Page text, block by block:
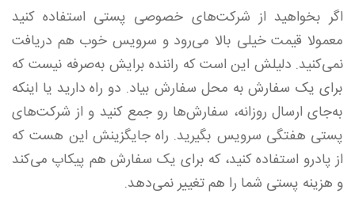
اگر بخواهید از شرکت‌های خصوصی پستی استفاده کنید
معمولا قیمت خیلی بالا می‌رود و سرویس خوب هم دریافت
نمی‌کنید. دلیلش این است که راننده برایش به‌صرفه نیست که
برای یک سفارش به محل سفارش بیاد. دو راه دارید یا اینکه
به‌جای ارسال روزانه، سفارش‌ها رو جمع کنید و از شرکت‌های
پستی هفتگی سرویس بگیرید. راه جایگزینش این هست که
از پادرو استفاده کنید، که برای یک سفارش هم پیکاپ می‌کند
و هزینه پستی شما را هم تغییر نمی‌دهد.